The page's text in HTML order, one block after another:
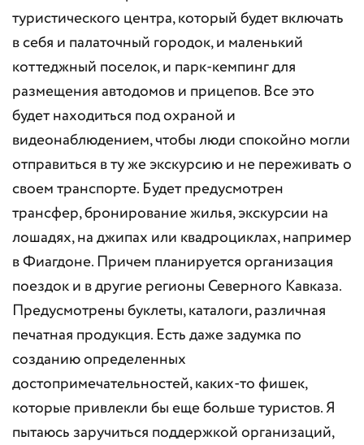
туристического центра, который будет включать
в себя и палаточный городок, и маленький
коттеджный поселок, и парк-кемпинг для
размещения автодомов и прицепов. Все это
будет находиться под охраной и
видеонаблюдением, чтобы люди спокойно могли
отправиться в ту же экскурсию и не переживать о
своем транспорте. Будет предусмотрен
трансфер, бронирование жилья, экскурсии на
лошадях, на джипах или квадроциклах, например
в Фиагдоне. Причем планируется организация
поездок и в другие регионы Северного Кавказа.
Предусмотрены буклеты, каталоги, различная
печатная продукция. Есть даже задумка по
созданию определенных
достопримечательностей, каких-то фишек,
которые привлекли бы еще больше туристов. Я
пытаюсь заручиться поддержкой организаций,